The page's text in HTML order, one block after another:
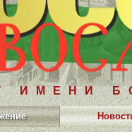
ИМЕНИ